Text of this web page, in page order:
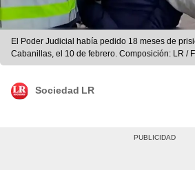
El Poder Judicial había pedido 18 meses de
Cabanillas, el 10 de febrero. Composición: LR /
Sociedad LR